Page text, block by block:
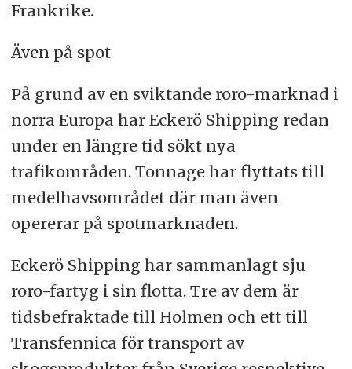
Frankrike.
Även på spot
På grund av en sviktande roro-marknad i
norra Europa har Eckerö Shipping redan
under en längre tid sökt nya
trafikområden. Tonnage har flyttats till
medelhavsområdet där man även
opererar på spotmarknaden.
Eckerö Shipping har sammanlagt sju
roro-fartyg i sin flotta. Tre av dem är
tidsbefraktade till Holmen och ett till
Transfennica för transport av